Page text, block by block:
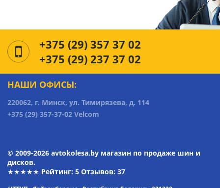
+375 (29) 357 37 02
+375 (29) 237 37 02
НАШИ ОФИСЫ:
220062, г. Минск, ул. Тимирязева, д. 114
+375 (29) 357-37-02 Velcom
© 2009-2026 avtokolesa.by магазин по продаже шин и
дисков.
★★★★★ Рейтинг: 5 Отзывов: 37